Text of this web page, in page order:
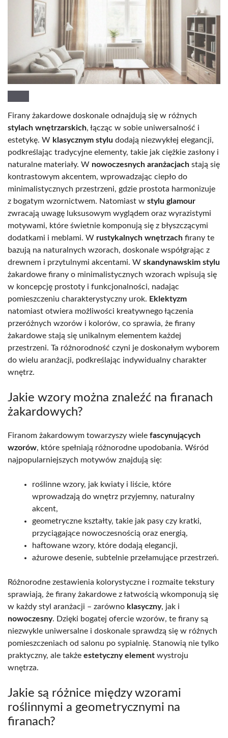
Firany żakardowe doskonale odnajdują się w różnych
stylach wnętrzarskich, łącząc w sobie uniwersalność i
estetykę. W klasycznym stylu dodają niezwykłej elegancji,
podkreślając tradycyjne elementy, takie jak ciężkie zasłony i
naturalne materiały. W nowoczesnych aranżacjach stają się
kontrastowym akcentem, wprowadzając ciepło do
minimalistycznych przestrzeni, gdzie prostota harmonizuje
z bogatym wzornictwem. Natomiast w stylu glamour
zwracają uwagę luksusowym wyglądem oraz wyrazistymi
motywami, które świetnie komponują się z błyszczącymi
dodatkami i meblami. W rustykalnych wnętrzach firany te
bazują na naturalnych wzorach, doskonale współgrając z
drewnem i przytulnymi akcentami. W skandynawskim stylu
żakardowe firany o minimalistycznych wzorach wpisują się
w koncepcję prostoty i funkcjonalności, nadając
pomieszczeniu charakterystyczny urok. Eklektyzm
natomiast otwiera możliwości kreatywnego łączenia
przeróżnych wzorów i kolorów, co sprawia, że firany
żakardowe stają się unikalnym elementem każdej
przestrzeni. Ta różnorodność czyni je doskonałym wyborem
do wielu aranżacji, podkreślając indywidualny charakter
wnętrz.
Jakie wzory można znaleźć na firanach
żakardowych?
Firanom żakardowym towarzyszy wiele fascynujących
wzorów, które spełniają różnorodne upodobania. Wśród
najpopularniejszych motywów znajdują się:
roślinne wzory, jak kwiaty i liście, które
wprowadzają do wnętrz przyjemny, naturalny
akcent,
geometryczne kształty, takie jak pasy czy kratki,
przyciągające nowoczesnością oraz energią,
haftowane wzory, które dodają elegancji,
ażurowe desenie, subtelnie przełamujące przestrzeń.
Różnorodne zestawienia kolorystyczne i rozmaite tekstury
sprawiają, że firany żakardowe z łatwością wkomponują się
w każdy styl aranżacji – zarówno klasyczny, jak i
nowoczesny. Dzięki bogatej ofercie wzorów, te firany są
niezwykle uniwersalne i doskonale sprawdzą się w różnych
pomieszczeniach od salonu po sypialnię. Stanowią nie tylko
praktyczny, ale także estetyczny element wystroju
wnętrza.
Jakie są różnice między wzorami
roślinnymi a geometrycznymi na
firanach?